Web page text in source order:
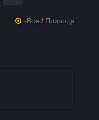
-Все / Природа